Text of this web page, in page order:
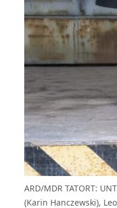
ARD/MDR TATORT:
(Karin Hanczewski),